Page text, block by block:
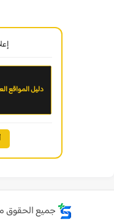
دليل المواقع العربية
جميع الحقوق